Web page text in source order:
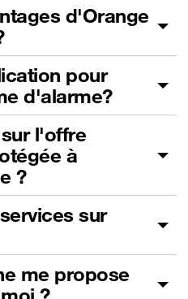
d'Orange
pour
d'alarme?
l'offre
à
?
sur
me propose